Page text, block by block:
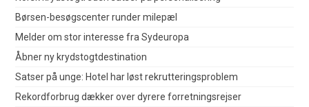
Børsen-besøgscenter runder milepæl
Melder om stor interesse fra Sydeuropa
Åbner ny krydstogtdestination
Satser på unge: Hotel har løst rekrutteringsproblem
Rekordforbrug dækker over dyrere forretningsrejser